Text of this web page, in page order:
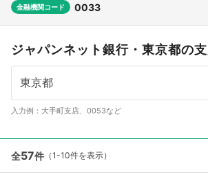
金融機関コード 0033
ジャパンネット銀行・東京都の
入力例：大手町支店、0053など
全57件 （1-10件を表示）